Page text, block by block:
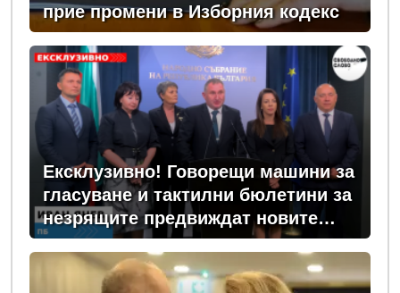
прие промени в Изборния кодекс
Ексклузивно! Говорещи машини за
гласуване и тактилни бюлетини за
незрящите предвиждат новите
изборни правила! (ВИДЕО)